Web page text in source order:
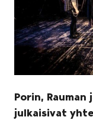
Porin,
julkaisivat